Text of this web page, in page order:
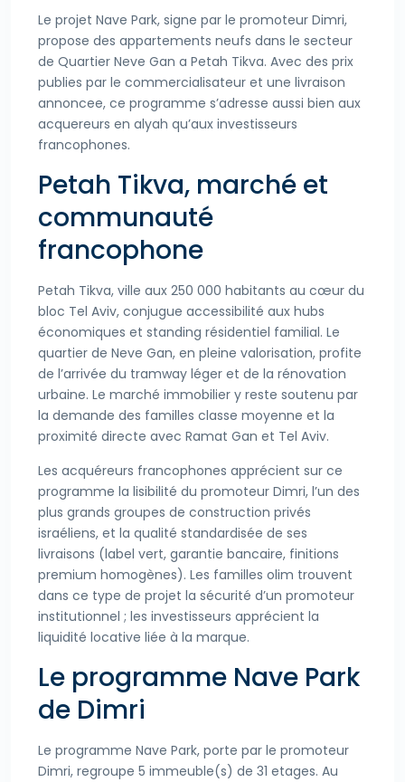
Le projet Nave Park, signe par le promoteur Dimri,
propose des appartements neufs dans le secteur
de Quartier Neve Gan a Petah Tikva. Avec des prix
publies par le commercialisateur et une livraison
annoncee, ce programme s’adresse aussi bien aux
acquereurs en alyah qu’aux investisseurs
francophones.
Petah Tikva, marché et
communauté
francophone
Petah Tikva, ville aux 250 000 habitants au cœur du
bloc Tel Aviv, conjugue accessibilité aux hubs
économiques et standing résidentiel familial. Le
quartier de Neve Gan, en pleine valorisation, profite
de l’arrivée du tramway léger et de la rénovation
urbaine. Le marché immobilier y reste soutenu par
la demande des familles classe moyenne et la
proximité directe avec Ramat Gan et Tel Aviv.
Les acquéreurs francophones apprécient sur ce
programme la lisibilité du promoteur Dimri, l’un des
plus grands groupes de construction privés
israéliens, et la qualité standardisée de ses
livraisons (label vert, garantie bancaire, finitions
premium homogènes). Les familles olim trouvent
dans ce type de projet la sécurité d’un promoteur
institutionnel ; les investisseurs apprécient la
liquidité locative liée à la marque.
Le programme Nave Park
de Dimri
Le programme Nave Park, porte par le promoteur
Dimri, regroupe 5 immeuble(s) de 31 etages. Au